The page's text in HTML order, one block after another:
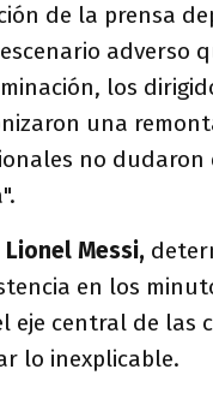
de la prensa
adverso
los
una
no dudaron
Lionel Messi,
en los
eje central de las
lo inexplicable.